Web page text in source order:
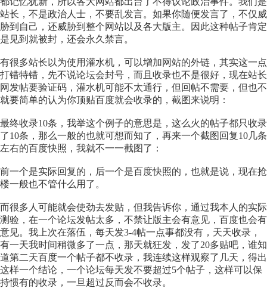
站长，不是政治人士，不要乱发言。如果你随便发言了，不仅威
胁到自己，还威胁到整个网站以及各大版主。因此这种帖子肯定
是见到就被封，还会永久禁言。
有很多站长以为使用灌水机，可以增加网站的外链，其实这一点
打错特错，先不说论坛会封号，而且收录也不是很好，现在站长
网发帖要验证码，灌水机可能不太通行，但回帖不需要，但也不
就要简单的认为你顶贴百度就会收录的，截图来说明：
最终收录10条，我举这个例子的意思是，这么火的帖子都只收录
了10条，那么一般的也就可想而知了，再来一个截图回复10几条
左右的百度快照，我就不一一截图了：
前一个是实际回复的，后一个是百度快照的，也就是说，现在抢
楼一般也不管什么用了。
而很多人可能就会使劲去发贴，但我告诉你，通过我本人的实际
测验，在一个论坛发帖太多，不禁让版主会有意见，百度也会有
意见。我上次在落伍，每天发3-4帖一点事都没有，天天收录，
有一天我时间稍微多了一点，那天就狂发，发了20多贴吧，谁知
道第二天百度一个帖子都不收录，我连续这样观察了几天，得出
这样一个结论，一个论坛每天发不要超过5个帖子，这样可以保
持惯有的收录，一旦超过反而会不收录。